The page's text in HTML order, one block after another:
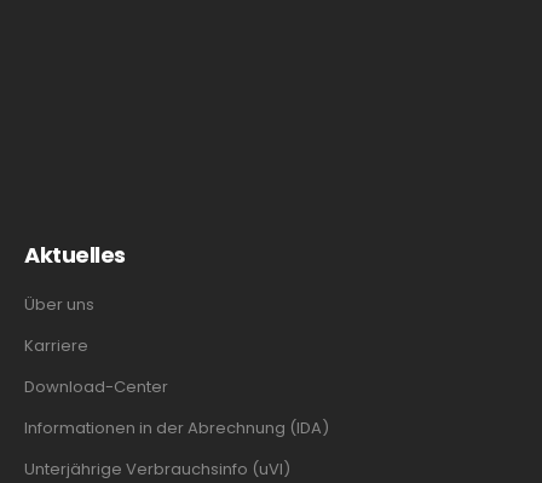
Aktuelles
Über uns
Karriere
Download-Center
Informationen in der Abrechnung (IDA)
Unterjährige Verbrauchsinfo (uVI)